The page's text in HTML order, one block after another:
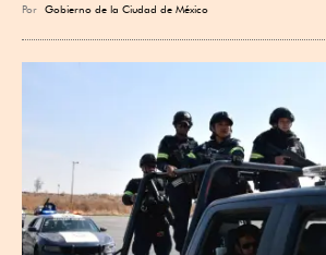
Por Gobierno de la Ciudad de México